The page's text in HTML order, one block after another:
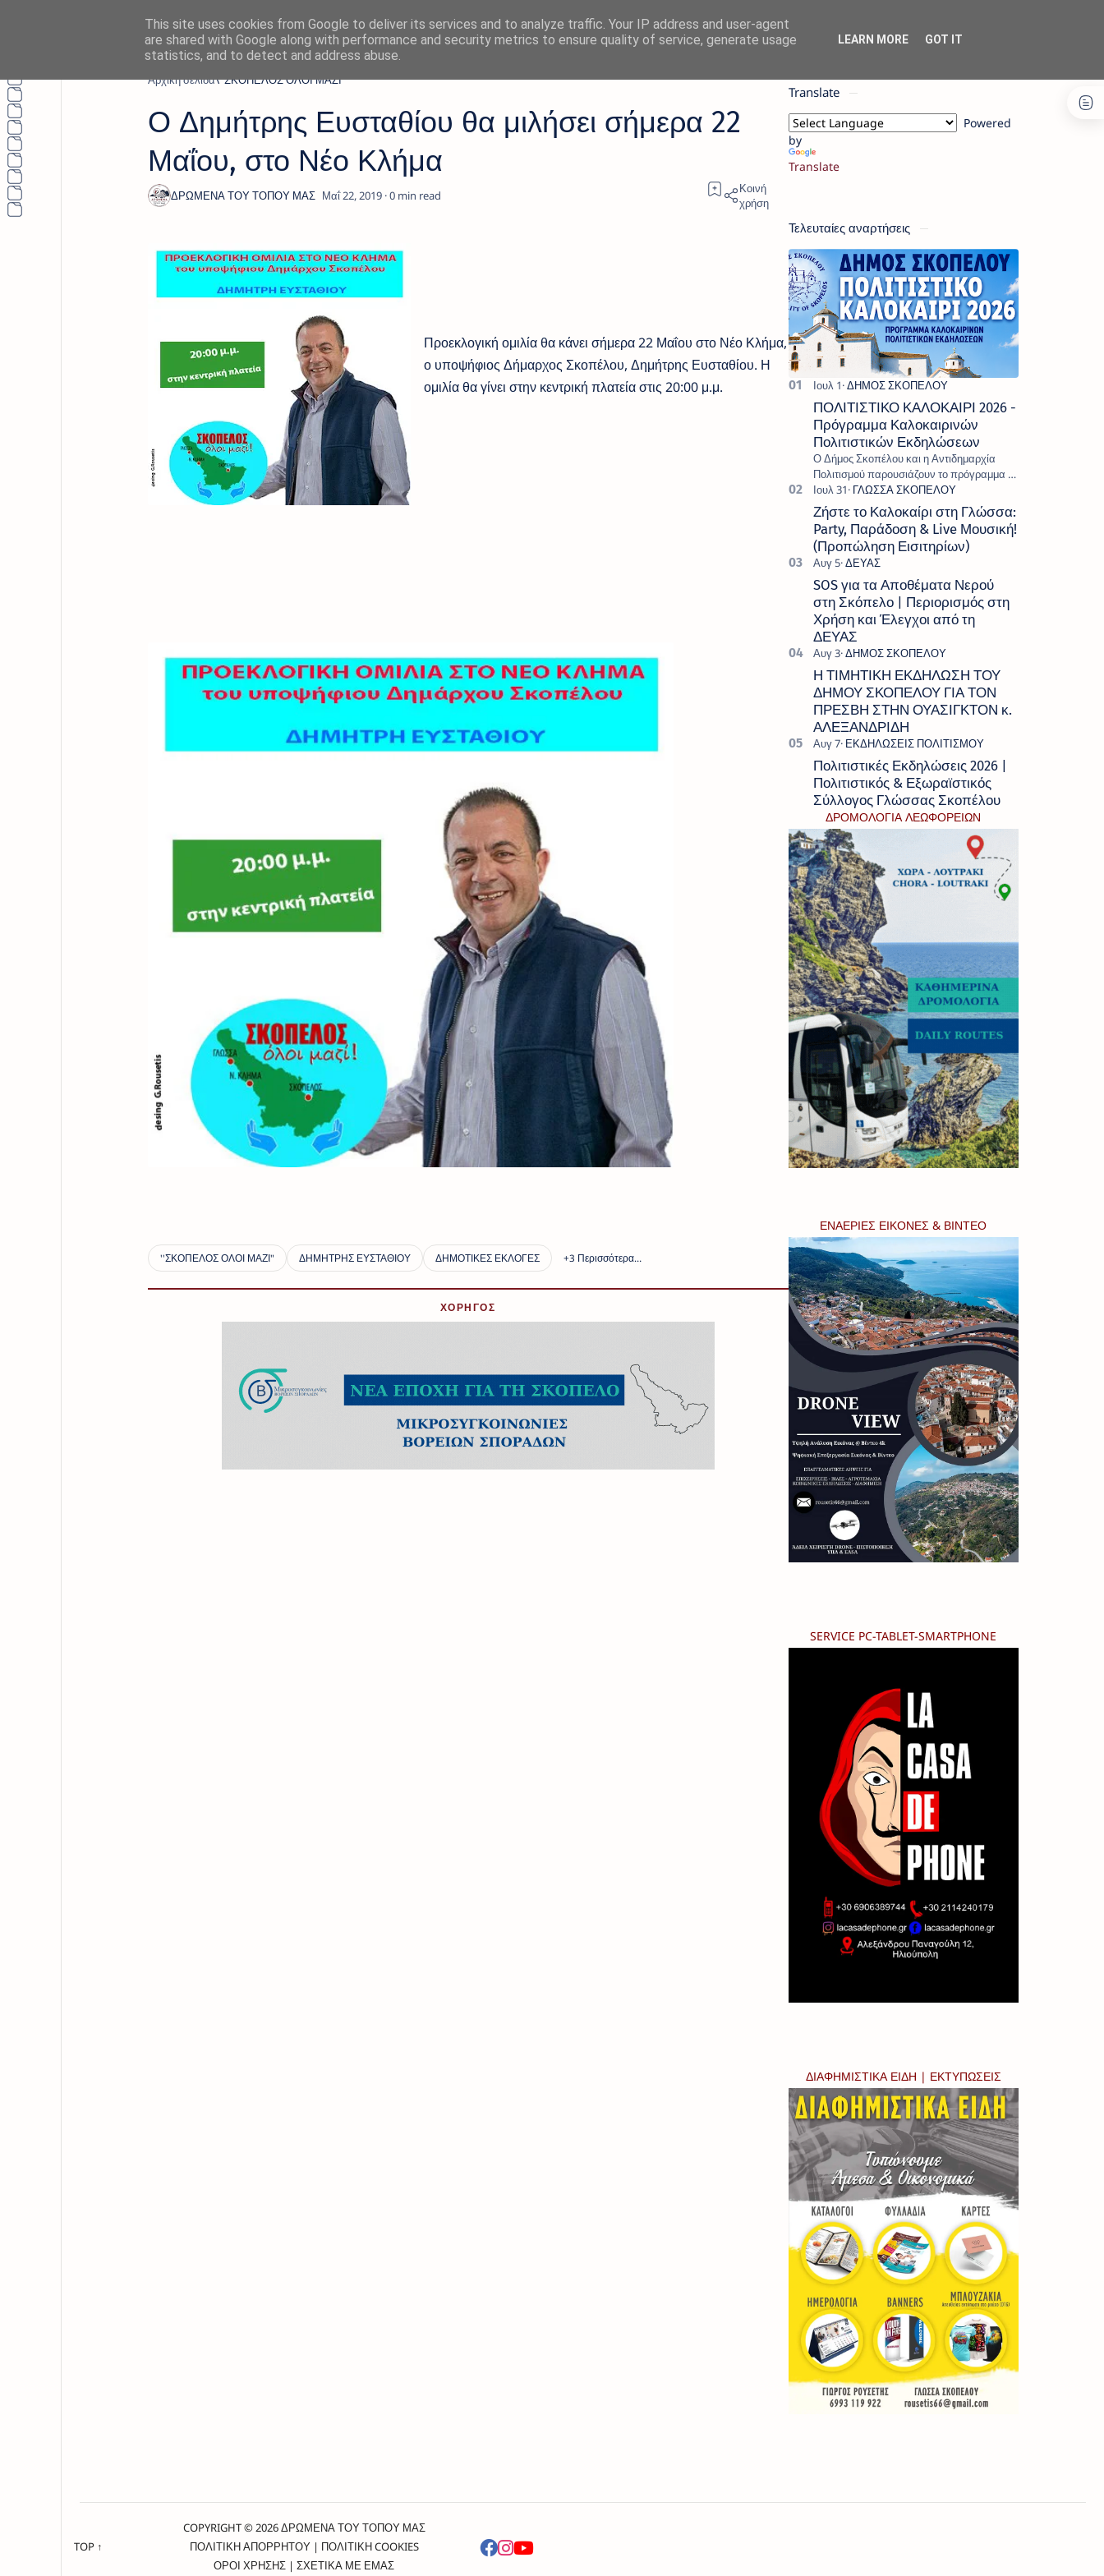
Αρχική σελίδα ''ΣΚΟΠΕΛΟΣ ΟΛΟΙ ΜΑΖΙ"
Ο Δημήτρης Ευσταθίου θα μιλήσει σήμερα 22
Μαΐου, στο Νέο Κλήμα
0
Προεκλογική ομιλία θα κάνει σήμερα 22 Μαΐου στο Νέο Κλήμα,
ο υποψήφιος Δήμαρχος Σκοπέλου, Δημήτρης Ευσταθίου. Η
ομιλία θα γίνει στην κεντρική πλατεία στις 20:00 μ.μ.
ΧΟΡΗΓΟΣ
Translate
Powered
by
Translate
Τελευταίες αναρτήσεις
ΠΟΛΙΤΙΣΤΙΚΟ ΚΑΛΟΚΑΙΡΙ 2026 -
Πρόγραμμα Καλοκαιρινών
Πολιτιστικών Εκδηλώσεων
Ο Δήμος Σκοπέλου και η Αντιδημαρχία
Πολιτισμού παρουσιάζουν το πρόγραμμα «
Πολιτιστικό Καλοκαίρι 2026 », ένα πλούσιο
και πολυσυλλεκτικό πρόγραμμα εκδ…
Ζήστε το Καλοκαίρι στη Γλώσσα:
Party, Παράδοση & Live Μουσική!
(Προπώληση Εισιτηρίων)
SOS για τα Αποθέματα Νερού
στη Σκόπελο | Περιορισμός στη
Χρήση και Έλεγχοι από τη
ΔΕΥΑΣ
Η ΤΙΜΗΤΙΚΗ ΕΚΔΗΛΩΣΗ ΤΟΥ
ΔΗΜΟΥ ΣΚΟΠΕΛΟΥ ΓΙΑ ΤΟΝ
ΠΡΕΣΒΗ ΣΤΗΝ ΟΥΑΣΙΓΚΤΟΝ κ.
ΑΛΕΞΑΝΔΡΙΔΗ
Πολιτιστικές Εκδηλώσεις 2026 |
Πολιτιστικός & Εξωραϊστικός
Σύλλογος Γλώσσας Σκοπέλου
ΔΡΟΜΟΛΟΓΙΑ ΛΕΩΦΟΡΕΙΩΝ
ΕΝΑΕΡΙΕΣ ΕΙΚΟΝΕΣ & ΒΙΝΤΕΟ
SERVICE PC-TABLET-SMARTPHONE
ΔΙΑΦΗΜΙΣΤΙΚΑ ΕΙΔΗ | ΕΚΤΥΠΩΣΕΙΣ
TOP ↑
COPYRIGHT © 2026 ΔΡΩΜΕΝΑ ΤΟΥ ΤΟΠΟΥ ΜΑΣ
ΠΟΛΙΤΙΚΗ ΑΠΟΡΡΗΤΟΥ| ΠΟΛΙΤΙΚΗ COOKIES
ΟΡΟΙ ΧΡΗΣΗΣ | ΣΧΕΤΙΚΑ ΜΕ ΕΜΑΣ
This site uses cookies from Google to deliver its services and to analyze traffic. Your IP address and user-agent
are shared with Google along with performance and security metrics to ensure quality of service, generate usage
statistics, and to detect and address abuse.
LEARN MORE GOT IT